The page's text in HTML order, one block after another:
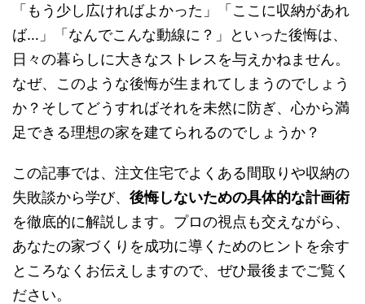
「もう少し広ければよかった」「ここに収納があれ
ば…」「なんでこんな動線に？」といった後悔は、
日々の暮らしに大きなストレスを与えかねません。
なぜ、このような後悔が生まれてしまうのでしょう
か？そしてどうすればそれを未然に防ぎ、心から満
足できる理想の家を建てられるのでしょうか？
この記事では、注文住宅でよくある間取りや収納の
失敗談から学び、 後悔しないための具体的な計画術
を徹底的に解説します。プロの視点も交えながら、
あなたの家づくりを成功に導くためのヒントを余す
ところなくお伝えしますので、ぜひ最後までご覧く
ださい。